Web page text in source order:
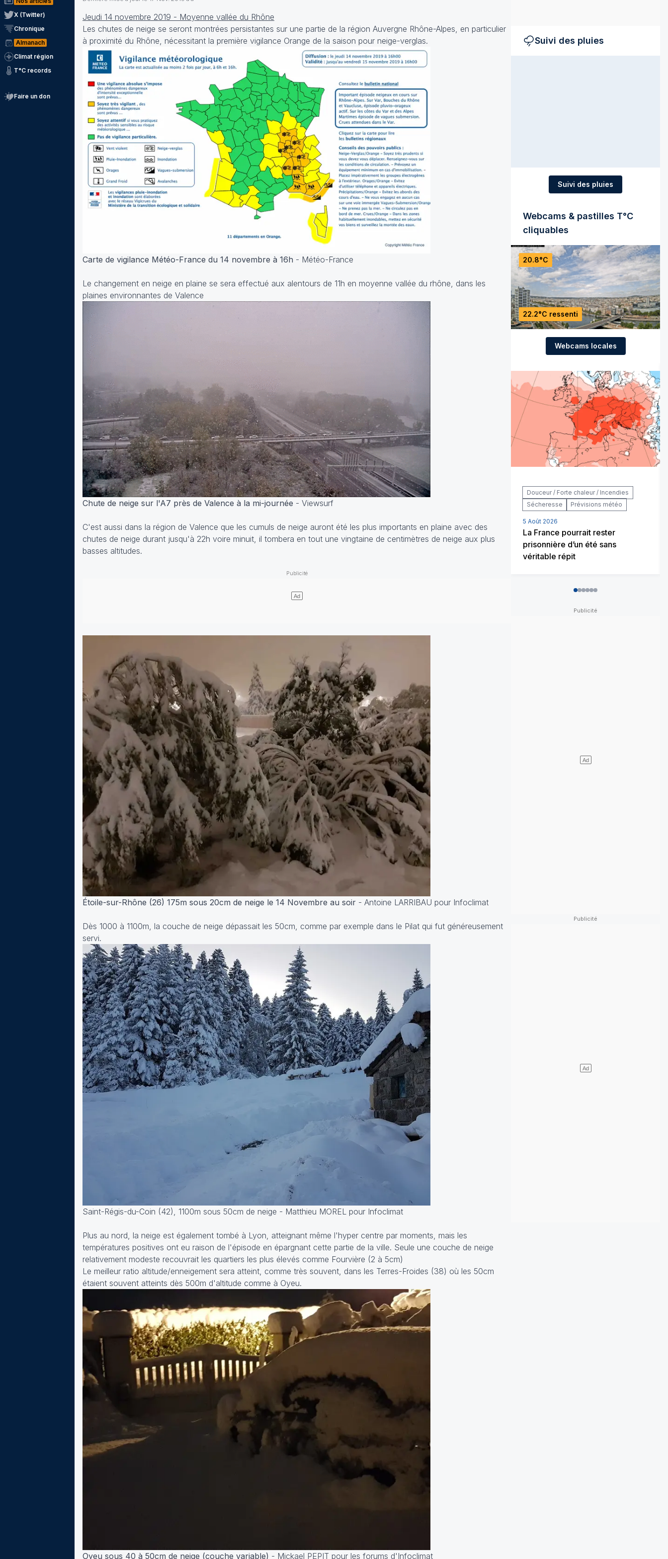
X (Twitter)
Chronique
Almanach
Climat région
T°C records
Faire un don
Jeudi 14 novembre 2019 - Moyenne vallée du Rhône
Les chutes de neige se seront montrées persistantes sur une partie de la région Auvergne Rhône-Alpes, en particulier
à proximité du Rhône, nécessitant la première vigilance Orange de la saison pour neige-verglas.
Carte de vigilance Météo-France du 14 novembre à 16h - Météo-France
Le changement en neige en plaine se sera effectué aux alentours de 11h en moyenne vallée du rhône, dans les
plaines environnantes de Valence
Chute de neige sur l'A7 près de Valence à la mi-journée - Viewsurf
C'est aussi dans la région de Valence que les cumuls de neige auront été les plus importants en plaine avec des
chutes de neige durant jusqu'à 22h voire minuit, il tombera en tout une vingtaine de centimètres de neige aux plus
basses altitudes.
Étoile-sur-Rhône (26) 175m sous 20cm de neige le 14 Novembre au soir - Antoine LARRIBAU pour Infoclimat
Dès 1000 à 1100m, la couche de neige dépassait les 50cm, comme par exemple dans le Pilat qui fut généreusement
servi.
Saint-Régis-du-Coin (42), 1100m sous 50cm de neige - Matthieu MOREL pour Infoclimat
Plus au nord, la neige est également tombé à Lyon, atteignant même l'hyper centre par moments, mais les
températures positives ont eu raison de l'épisode en épargnant cette partie de la ville. Seule une couche de neige
relativement modeste recouvrait les quartiers les plus élevés comme Fourvière (2 à 5cm)
Le meilleur ratio altitude/enneigement sera atteint, comme très souvent, dans les Terres-Froides (38) où les 50cm
étaient souvent atteints dès 500m d'altitude comme à Oyeu.
Oyeu sous 40 à 50cm de neige (couche variable) - Mickael PEPIT pour les forums d'Infoclimat
Suivi des pluies
Suivi des pluies
Webcams & pastilles T°C
cliquables
20.8°C
22.2°C ressenti
Webcams locales
Douceur / Forte chaleur / Incendies
Sécheresse
Prévisions météo
5 Août 2026
La France pourrait rester
prisonnière d’un été sans
véritable répit
012345